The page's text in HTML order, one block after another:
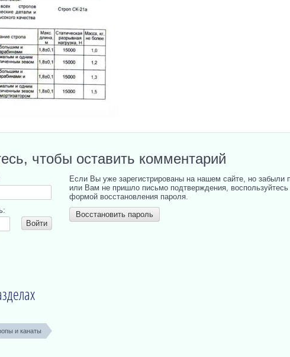
чтобы оставить комментарий
Войти
Если Вы уже зарегистрированы на нашем сайте, но забыли
или Вам не пришло письмо подтверждения, воспользуйтесь
формой восстановления пароля.
Восстановить пароль
и канаты